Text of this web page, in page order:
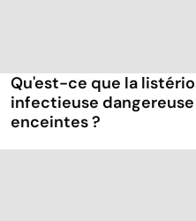
Qu'est-ce que la
infectieuse
enceintes ?